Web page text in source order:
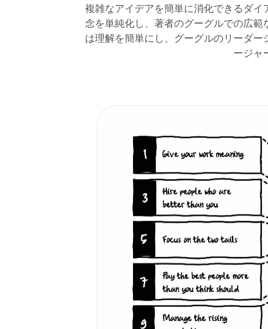
複雑なアイデアを簡単に消化できるダ
念を単純化し、著者のグーグルでの広
は理解を簡単にし、グーグルのリーダ
ージャ